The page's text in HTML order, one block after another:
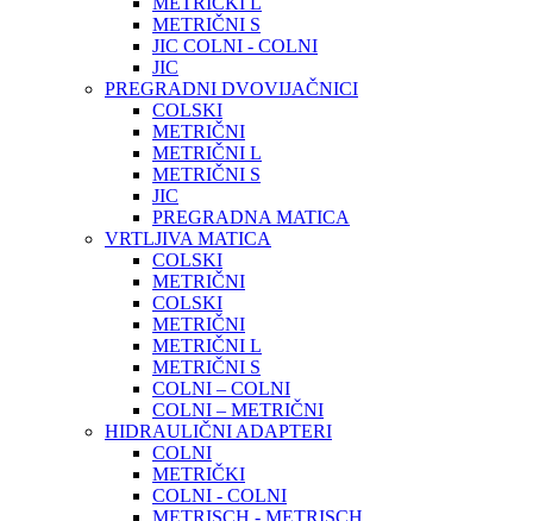
METRIČNI S
JIC COLNI - COLNI
JIC
PREGRADNI DVOVIJAČNICI
COLSKI
METRIČNI
METRIČNI L
METRIČNI S
JIC
PREGRADNA MATICA
VRTLJIVA MATICA
COLSKI
METRIČNI
COLSKI
METRIČNI
METRIČNI L
METRIČNI S
COLNI – COLNI
COLNI – METRIČNI
HIDRAULIČNI ADAPTERI
COLNI
METRIČKI
COLNI - COLNI
METRISCH - METRISCH